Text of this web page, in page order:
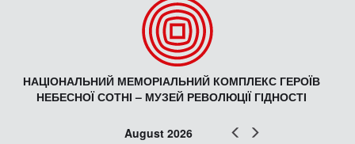
НАЦІОНАЛЬНИЙ МЕМОРІАЛЬНИЙ КОМПЛЕКС ГЕРОЇВ
НЕБЕСНОЇ СОТНІ – МУЗЕЙ РЕВОЛЮЦІЇ ГІДНОСТІ
Prev
August 2026